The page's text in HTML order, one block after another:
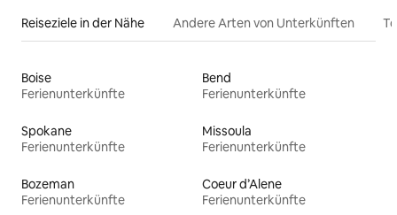
Reiseziele in der Nähe Andere Arten von Unterkünften
Boise
Ferienunterkünfte
Bend
Ferienunterkünfte
Spokane
Ferienunterkünfte
Missoula
Ferienunterkünfte
Bozeman
Ferienunterkünfte
Coeur d’Alene
Ferienunterkünfte